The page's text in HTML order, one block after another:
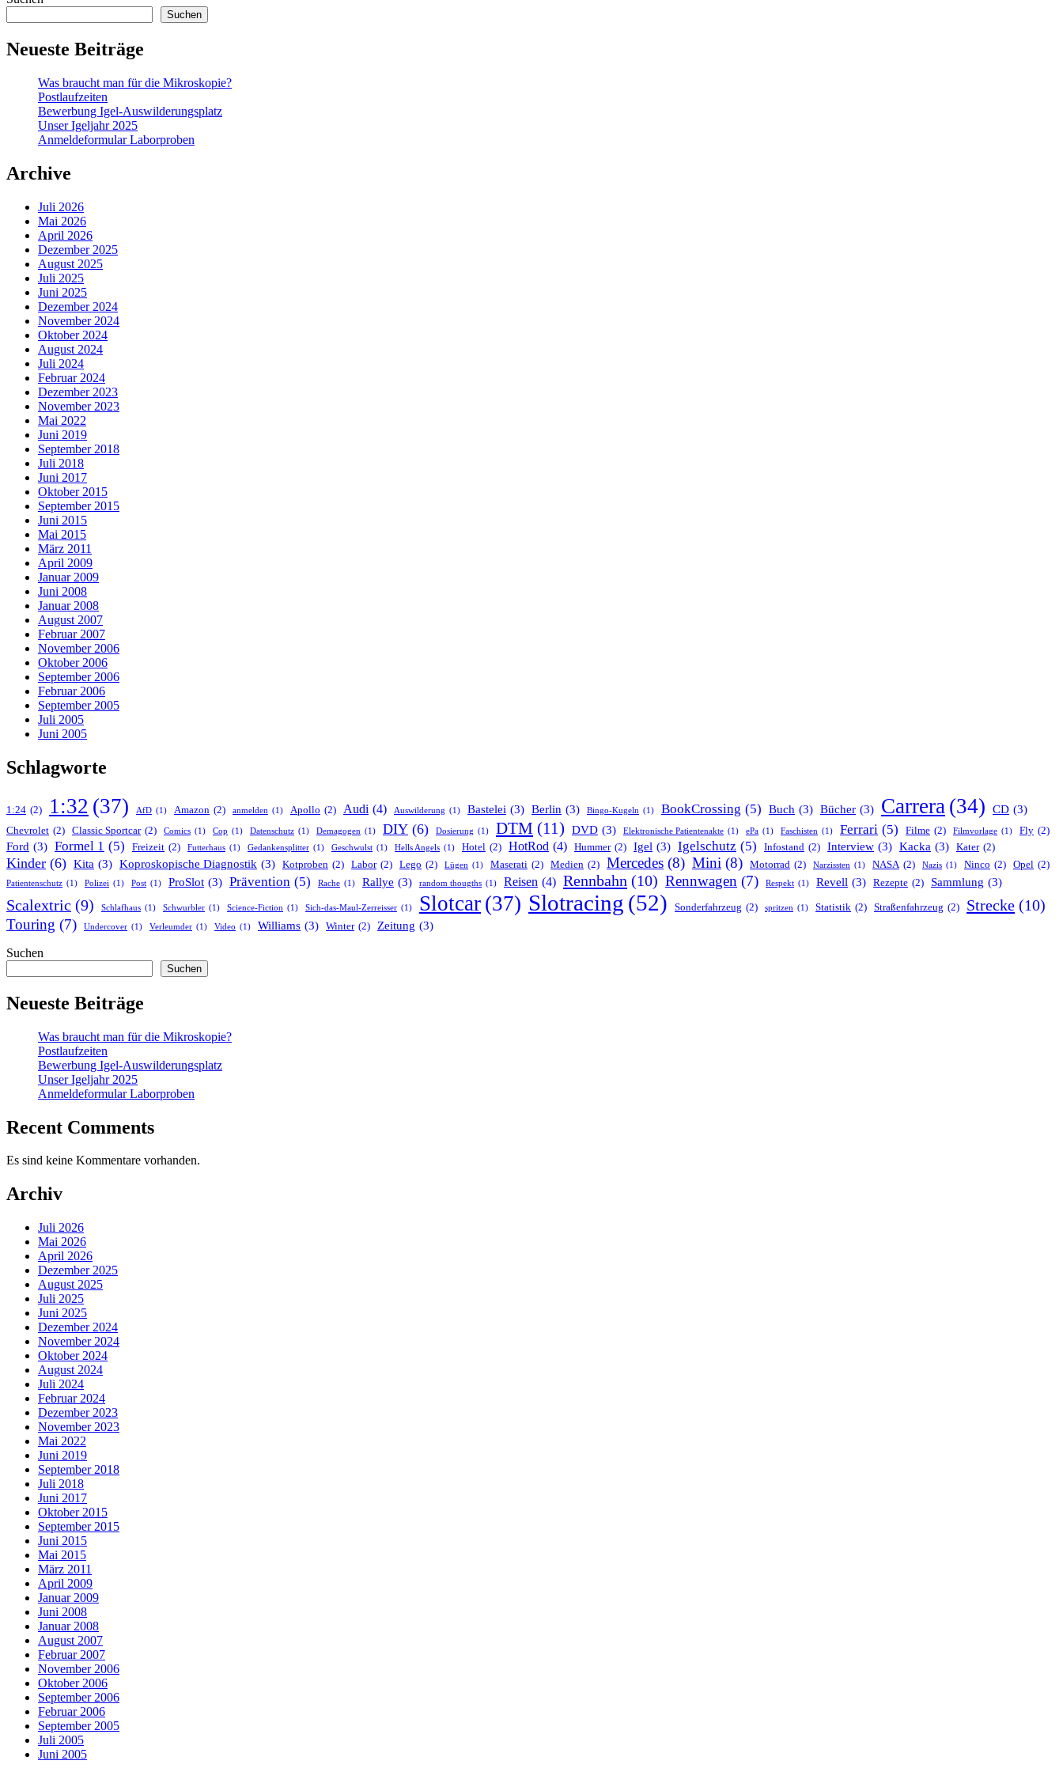
Suchen
Neueste Beiträge
Was braucht man für die Mikroskopie?
Postlaufzeiten
Bewerbung Igel-Auswilderungsplatz
Unser Igeljahr 2025
Anmeldeformular Laborproben
Archive
Juli 2026
Mai 2026
April 2026
Dezember 2025
August 2025
Juli 2025
Juni 2025
Dezember 2024
November 2024
Oktober 2024
August 2024
Juli 2024
Februar 2024
Dezember 2023
November 2023
Mai 2022
Juni 2019
September 2018
Juli 2018
Juni 2017
Oktober 2015
September 2015
Juni 2015
Mai 2015
März 2011
April 2009
Januar 2009
Juni 2008
Januar 2008
August 2007
Februar 2007
November 2006
Oktober 2006
September 2006
Februar 2006
September 2005
Juli 2005
Juni 2005
Schlagworte
1:24 (2) 1:32 (37) AfD (1) Amazon (2) anmelden (1) Apollo (2) Audi (4) Auswilderung (1) Bastelei (3) Berlin (3) Bingo-Kugeln (1) BookCrossing (5) Buch (3) Bücher (3) Carrera (34) CD (3)
Chevrolet (2) Classic Sportcar (2) Comics (1) Cop (1) Datenschutz (1) Demagogen (1) DIY (6) Dosierung (1) DTM (11) DVD (3) Elektronische Patientenakte (1) ePa (1) Faschisten (1) Ferrari (5) Filme (2) Filmvorlage (1) Fly (2)
Ford (3) Formel 1 (5) Freizeit (2) Futterhaus (1) Gedankensplitter (1) Geschwulst (1) Hells Angels (1) Hotel (2) HotRod (4) Hummer (2) Igel (3) Igelschutz (5) Infostand (2) Interview (3) Kacka (3) Kater (2)
Kinder (6) Kita (3) Koproskopische Diagnostik (3) Kotproben (2) Labor (2) Lego (2) Lügen (1) Maserati (2) Medien (2) Mercedes (8) Mini (8) Motorrad (2) Narzissten (1) NASA (2) Nazis (1) Ninco (2) Opel (2)
Patientenschutz (1) Polizei (1) Post (1) ProSlot (3) Prävention (5) Rache (1) Rallye (3) random thougths (1) Reisen (4) Rennbahn (10) Rennwagen (7) Respekt (1) Revell (3) Rezepte (2) Sammlung (3)
Scalextric (9) Schlafhaus (1) Schwurbler (1) Science-Fiction (1) Sich-das-Maul-Zerreisser (1) Slotcar (37) Slotracing (52) Sonderfahrzeug (2) spritzen (1) Statistik (2) Straßenfahrzeug (2) Strecke (10)
Touring (7) Undercover (1) Verleumder (1) Video (1) Williams (3) Winter (2) Zeitung (3)
Suchen
Suchen
Neueste Beiträge
Was braucht man für die Mikroskopie?
Postlaufzeiten
Bewerbung Igel-Auswilderungsplatz
Unser Igeljahr 2025
Anmeldeformular Laborproben
Recent Comments
Es sind keine Kommentare vorhanden.
Archiv
Juli 2026
Mai 2026
April 2026
Dezember 2025
August 2025
Juli 2025
Juni 2025
Dezember 2024
November 2024
Oktober 2024
August 2024
Juli 2024
Februar 2024
Dezember 2023
November 2023
Mai 2022
Juni 2019
September 2018
Juli 2018
Juni 2017
Oktober 2015
September 2015
Juni 2015
Mai 2015
März 2011
April 2009
Januar 2009
Juni 2008
Januar 2008
August 2007
Februar 2007
November 2006
Oktober 2006
September 2006
Februar 2006
September 2005
Juli 2005
Juni 2005